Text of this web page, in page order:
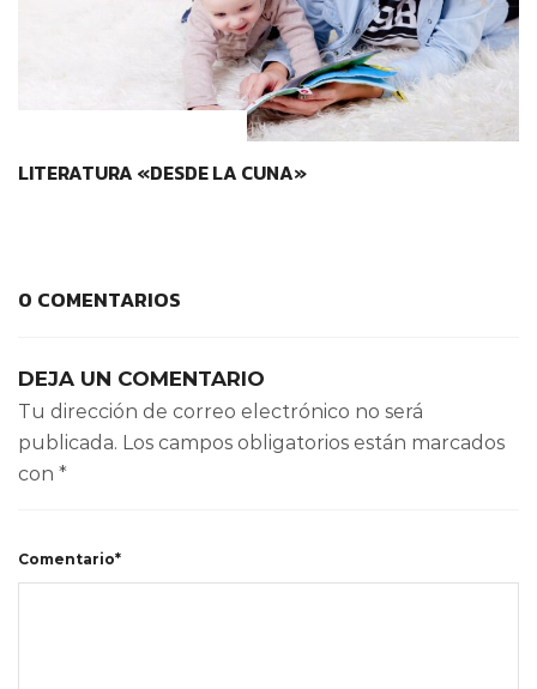
LITERATURA «DESDE LA CUNA»
0 COMENTARIOS
DEJA UN COMENTARIO
Tu dirección de correo electrónico no será
publicada. Los campos obligatorios están marcados
con *
Comentario*